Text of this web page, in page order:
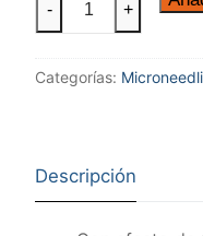
- +
Categorías:
Descripción